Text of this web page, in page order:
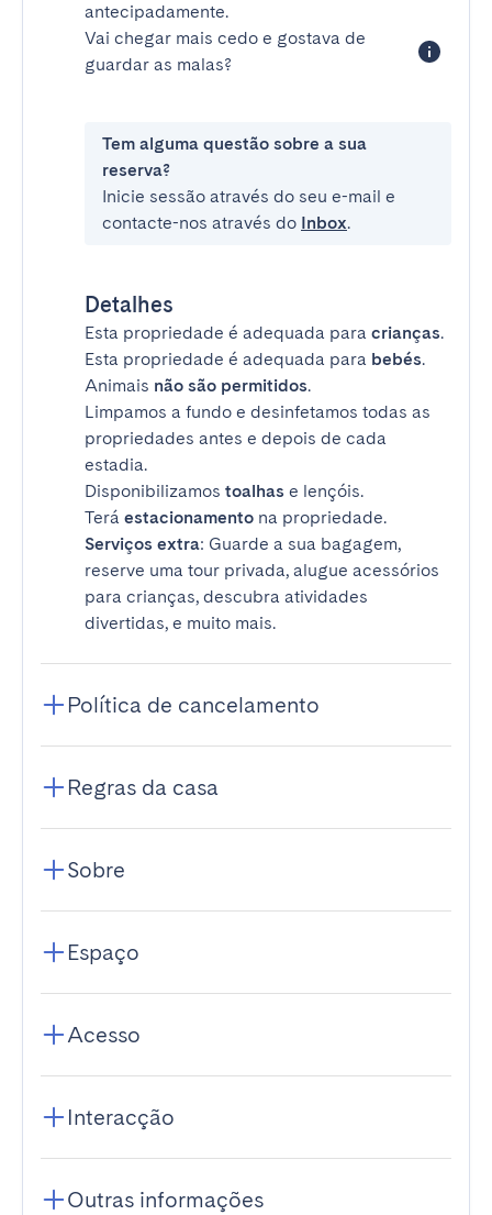
antecipadamente.
Vai chegar mais cedo e gostava de
guardar as malas?
Tem alguma questão sobre a sua
reserva?
Inicie sessão através do seu e-mail e
contacte-nos através do Inbox.
Detalhes
Esta propriedade é adequada para crianças.
Esta propriedade é adequada para bebés.
Animais não são permitidos.
Limpamos a fundo e desinfetamos todas as
propriedades antes e depois de cada
estadia.
Disponibilizamos toalhas e lençóis.
Terá estacionamento na propriedade.
Serviços extra: Guarde a sua bagagem,
reserve uma tour privada, alugue acessórios
para crianças, descubra atividades
divertidas, e muito mais.
Política de cancelamento
Regras da casa
Sobre
Espaço
Acesso
Interacção
Outras informações